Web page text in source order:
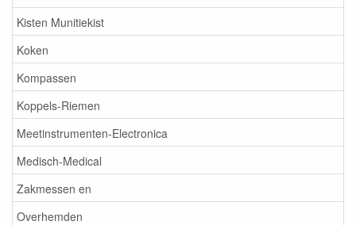
Kisten Munitiekist
Koken
Kompassen
Koppels-Riemen
Meetinstrumenten-Electronica
Medisch-Medical
Zakmessen en
Overhemden